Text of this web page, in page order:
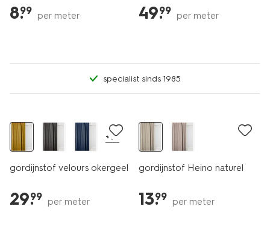
8.
99 per meter 49.
99 per meter
specialist sinds 1985
+17
gordijnstof velours okergeel
29.
99 per meter
gordijnstof Heino naturel
13.
99 per meter